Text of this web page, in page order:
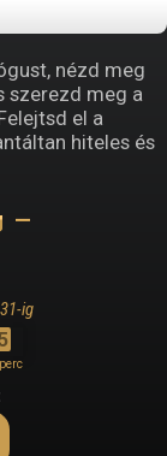
nézd meg
szerezd meg a
el a
hiteles és
—
ig